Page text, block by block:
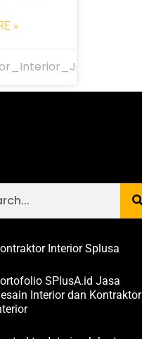
»
Interior Splusa
SPlusA.id Jasa
Interior dan Kontraktor